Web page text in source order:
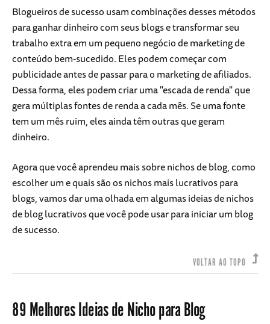
Blogueiros de sucesso usam combinações desses métodos
para ganhar dinheiro com seus blogs e transformar seu
trabalho extra em um pequeno negócio de marketing de
conteúdo bem-sucedido. Eles podem começar com
publicidade antes de passar para o marketing de afiliados.
Dessa forma, eles podem criar uma "escada de renda" que
gera múltiplas fontes de renda a cada mês. Se uma fonte
tem um mês ruim, eles ainda têm outras que geram
dinheiro.
Agora que você aprendeu mais sobre nichos de blog, como
escolher um e quais são os nichos mais lucrativos para
blogs, vamos dar uma olhada em algumas ideias de nichos
de blog lucrativos que você pode usar para iniciar um blog
de sucesso.
VOLTAR AO TOPO
89 Melhores Ideias de Nicho para Blog